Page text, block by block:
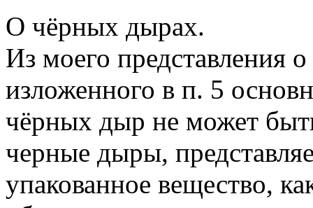
О чёрных дырах.
Из моего представления
изложенного в п. 5
чёрных дыр не может
черные дыры,
упакованное вещество,